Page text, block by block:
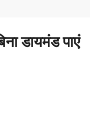
डायमंड पाएं